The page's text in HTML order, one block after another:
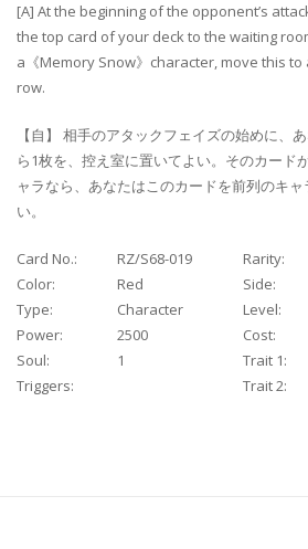
[A] At the beginning of the opponent’s
the top card of your deck to the waiting
a《Memory Snow》character, move this
row.
【自】 相手のアタックフェイズの始めに、
ら1枚を、控え室に置いてよい。そのカード
ャラなら、あなたはこのカードを前列のキ
い。
Card No.: RZ/S68-019 Rarity:
Color:
Red Side:
Type:
Character Level:
Power:
2500 Cost:
Soul:
1 Trait 1:
Triggers:
Trait 2: